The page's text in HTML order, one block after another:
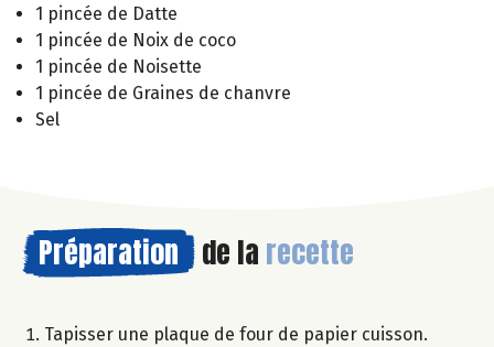
1 pincée de Datte
1 pincée de Noix de coco
1 pincée de Noisette
1 pincée de Graines de chanvre
Sel
Préparation de la recette
Tapisser une plaque de four de papier cuisson.